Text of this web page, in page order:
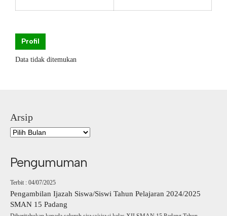
Profil
Data tidak ditemukan
Arsip
Pengumuman
Terbit : 04/07/2025
Pengambilan Ijazah Siswa/Siswi Tahun Pelajaran 2024/2025
SMAN 15 Padang